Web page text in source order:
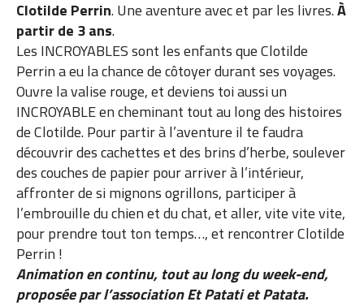
Clotilde Perrin. Une aventure avec et par les livres.À
partir de 3 ans.
Les INCROYABLES sont les enfants que Clotilde
Perrin a eu la chance de côtoyer durant ses voyages.
Ouvre la valise rouge, et deviens toi aussi un
INCROYABLE en cheminant tout au long des histoires
de Clotilde. Pour partir à l’aventure il te faudra
découvrir des cachettes et des brins d’herbe, soulever
des couches de papier pour arriver à l’intérieur,
affronter de si mignons ogrillons, participer à
l’embrouille du chien et du chat, et aller, vite vite vite,
pour prendre tout ton temps…, et rencontrer Clotilde
Perrin !
Animation en continu, tout au long du week-end,
proposée par l’association Et Patati et Patata.